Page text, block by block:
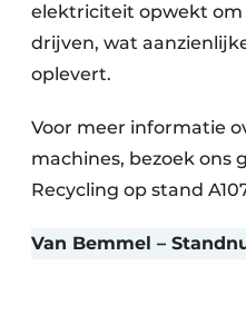
elektriciteit opwekt om
drijven, wat
oplevert.
Voor meer informatie
machines, bezoek ons
Recycling op stand
Van Bemmel –